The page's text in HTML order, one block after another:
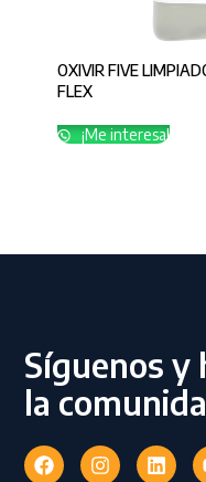
OXIVIR FIVE
FLEX
¡Me interesa!
Síguenos y
la